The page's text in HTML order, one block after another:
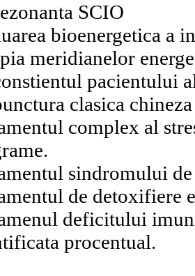
SCIO
bioenergetica a
meridianelor
pacientului
clasica
complex al
sindromului
de detoxifiere
deficitului
procentual.